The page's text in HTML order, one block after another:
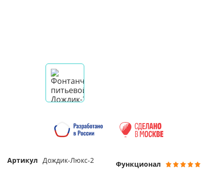
Артикул Дождик-Люкс-2
Функционал